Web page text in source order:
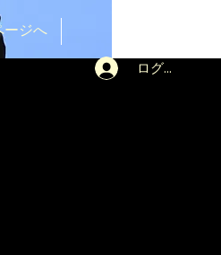
ージへ
ログイン